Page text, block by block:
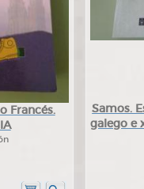
Francés.
Samos.
galego e